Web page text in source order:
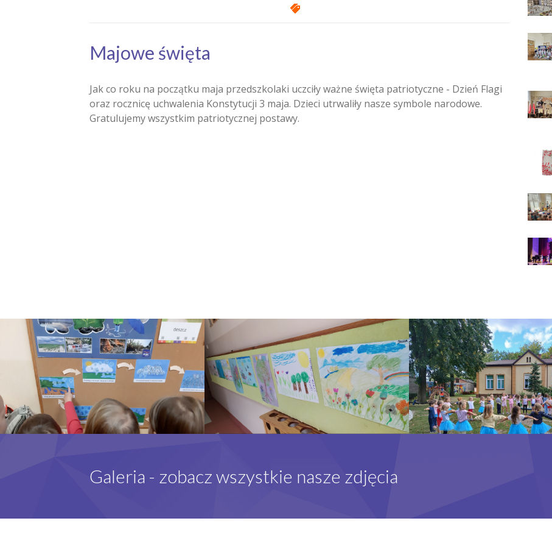
Majowe święta
Jak co roku na początku maja przedszkolaki uczciły ważne święta patriotyczne - Dzień Flagi
oraz rocznicę uchwalenia Konstytucji 3 maja. Dzieci utrwaliły nasze symbole narodowe.
Gratulujemy wszystkim patriotycznej postawy.
Galeria - zobacz wszystkie nasze zdjęcia